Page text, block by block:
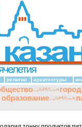
религии архитектуры
образование